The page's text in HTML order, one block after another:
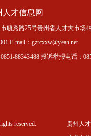
才信息网
毓秀路25号贵州省人才大市场
E-mail：gzrcxxw@yeah.net
88343488 投诉举报电话：
reserved.
贵州人